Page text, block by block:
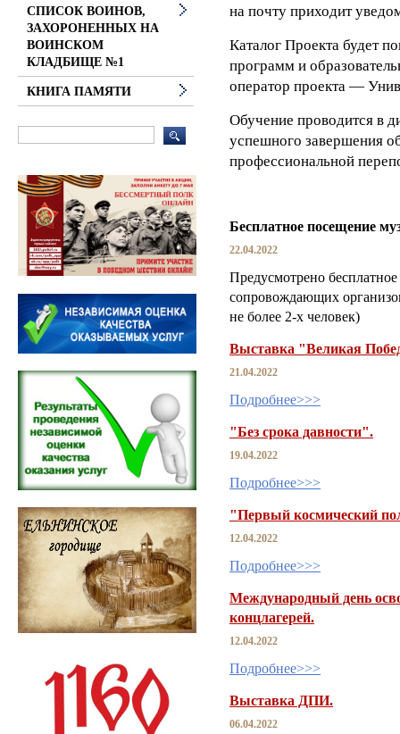
на почту приходит
Каталог Проекта будет
программ и
оператор проекта —
Обучение проводится в
успешного завершения
профессиональной
Бесплатное посещение
22.04.2022
Предусмотрено
сопровождающих
не более 2-х человек)
Выставка "Великая
21.04.2022
Подробнее>>>
"Без срока давности".
19.04.2022
Подробнее>>>
"Первый космический
12.04.2022
Подробнее>>>
Международный день
концлагерей.
12.04.2022
Подробнее>>>
Выставка ДПИ.
06.04.2022
СПИСОК ВОИНОВ,
ЗАХОРОНЕННЫХ НА
ВОИНСКОМ
КЛАДБИЩЕ №1
КНИГА ПАМЯТИ